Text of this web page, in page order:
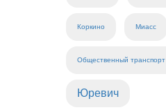
Коркино Миасс
Общественный транспорт
Юревич